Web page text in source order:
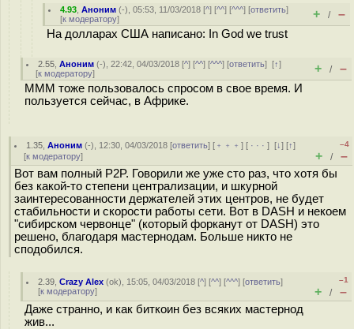
4.93 ,Аноним (-), 05:53, 11/03/2018 [^] [^^] [^^^] [ответить]
[к модератору] + / –
На долларах США написано: In God we trust
2.55 ,Аноним (-), 22:42, 04/03/2018 [^] [^^] [^^^] [ответить][↑]
[к модератору] + / –
МММ тоже пользовалось спросом в свое время. И
пользуется сейчас, в Африке.
1.35 ,Аноним (-), 12:30, 04/03/2018 [ответить] [ ﹢﹢﹢] [ · · ·][↓] [↑]
[к модератору]
–4
+ / –
Вот вам полный P2P. Говорили же уже сто раз, что хотя бы
без какой-то степени централизации, и шкурной
заинтересованности держателей этих центров, не будет
стабильности и скорости работы сети. Вот в DASH и некоем
"сибирском червонце" (который форканут от DASH) это
решено, благодаря мастернодам. Больше никто не
сподобился.
2.39 ,Crazy Alex (ok), 15:05, 04/03/2018 [^] [^^] [^^^] [ответить]
[к модератору]
–1
+ / –
Даже странно, и как биткоин без всяких мастернод
жив...